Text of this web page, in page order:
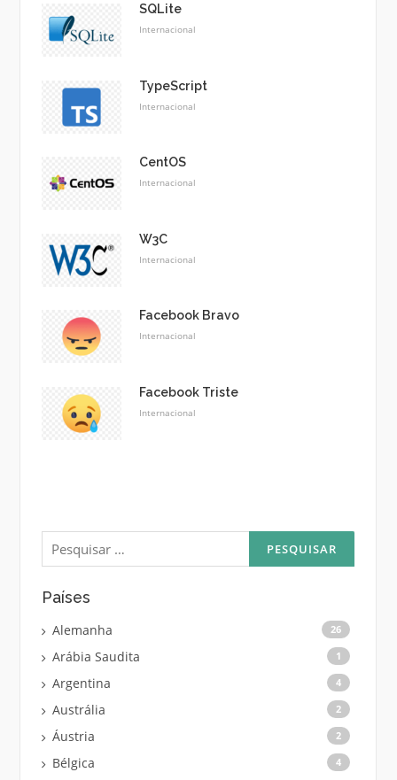
SQLite
Internacional
TypeScript
Internacional
CentOS
Internacional
W3C
Internacional
Facebook Bravo
Internacional
Facebook Triste
Internacional
Pesquisar
por:
Países
Alemanha 26
Arábia Saudita 1
Argentina 4
Austrália 2
Áustria 2
Bélgica 4